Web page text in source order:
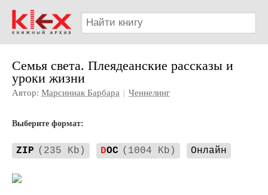
Семья света. Плеядеанские рассказы и
уроки жизни
Автор: Марсиниак Барбара | Ченнелинг
Выберите формат:
ZIP (235 Kb) DOC (1004 Kb) Онлайн